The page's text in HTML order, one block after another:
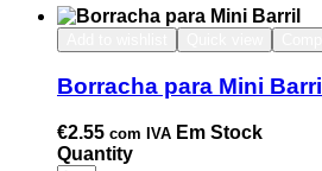
Borracha para Mini Barril
€2.55 com IVA Em Stock
Quantity